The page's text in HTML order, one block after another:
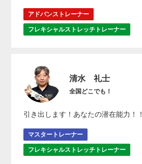
アドバンストレーナー
フレキシャルストレッチトレーナー
清水 礼士
全国どこでも！
引き出します！あなたの潜在能力！！
マスタートレーナー
フレキシャルストレッチトレーナー